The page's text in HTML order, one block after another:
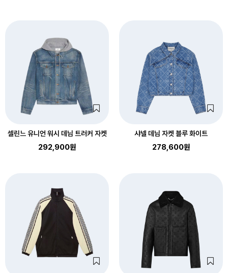
셀린느 유니언 워시 데님 트러커 자켓
292,900원
샤넬 데님 자켓 블루 화이트
278,600원